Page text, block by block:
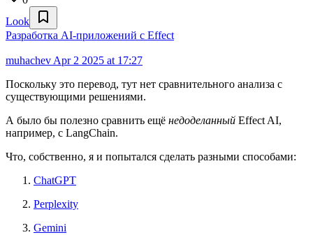
Look
Разработка AI‑приложений с Effect
muhachev Apr 2 2025 at 17:27
Поскольку это перевод, тут нет сравнительного анализа с
существующими решениями.
А было бы полезно сравнить ещё недоделанный Effect AI,
например, с LangChain.
Что, собственно, я и попытался сделать разными способами:
ChatGPT
Perplexity
Gemini